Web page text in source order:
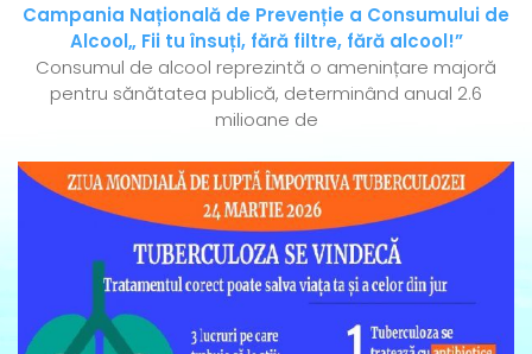
Campania Națională de Prevenție a Consumului de
Alcool„ Fii tu însuți, fără filtre, fără alcool!”
Consumul de alcool reprezintă o amenințare majoră
pentru sănătatea publică, determinând anual 2.6
milioane de